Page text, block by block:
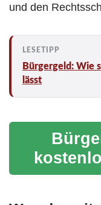
und den
Bürgergeld: Wie
lässt